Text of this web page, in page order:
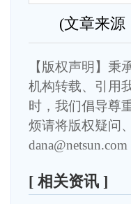
(文章来源
【版权声明】
机构转载、引用
时，我们倡导尊
烦请将版权疑问
[ 相关资讯 ]